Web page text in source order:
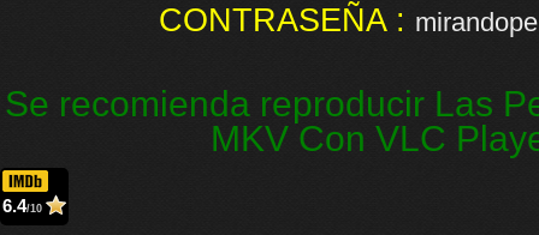
CONTRASEÑA :
Se recomienda reproducir Las
MKV Con VLC
6.4/10